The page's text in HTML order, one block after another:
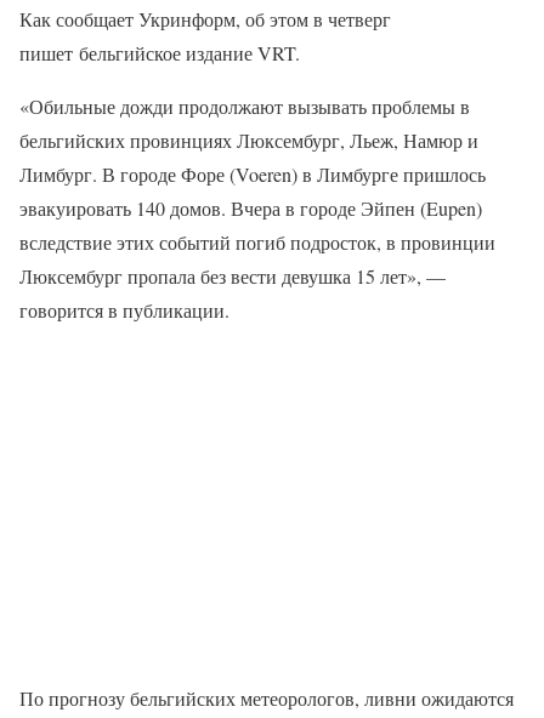
Как сообщает Укринформ, об этом в четверг
пишет бельгийское издание VRT.
«Обильные дожди продолжают вызывать проблемы в
бельгийских провинциях Люксембург, Льеж, Намюр и
Лимбург. В городе Форе (Voeren) в Лимбурге пришлось
эвакуировать 140 домов. Вчера в городе Эйпен (Eupen)
вследствие этих событий погиб подросток, в провинции
Люксембург пропала без вести девушка 15 лет», —
говорится в публикации.
По прогнозу бельгийских метеорологов, ливни ожидаются